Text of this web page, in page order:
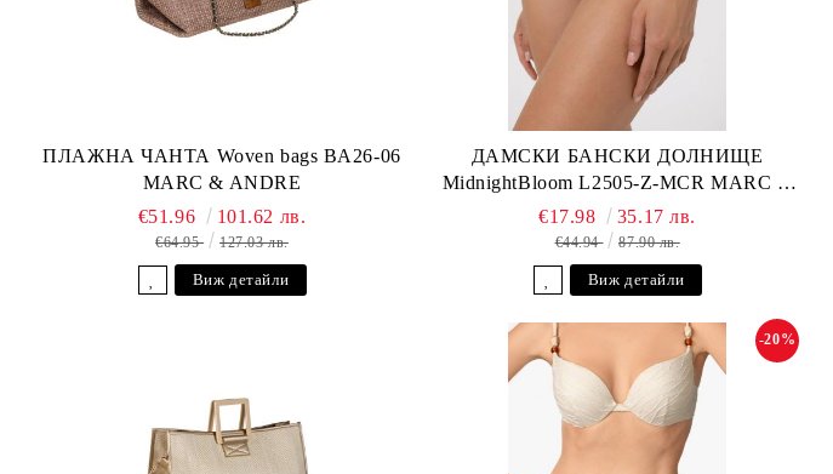
ПЛАЖНА ЧАНТА Woven bags BA26-06
MARC & ANDRE
€51.96 101.62 лв.
€64.95 127.03 лв.
Виж детайли
ДАМСКИ БАНСКИ ДОЛНИЩЕ
MidnightBloom L2505-Z-MCR MARC &
ANDRE
€17.98 35.17 лв.
€44.94 87.90 лв.
Виж детайли
-20%